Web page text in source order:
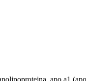
apo a1